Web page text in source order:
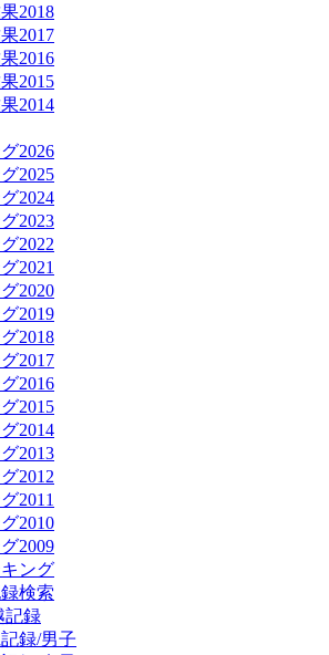
2018
2017
2016
2015
2014
2026
2025
2024
2023
2022
2021
2020
2019
2018
2017
2016
2015
2014
2013
2012
2011
2010
2009
ング
検索
記録
録/男子